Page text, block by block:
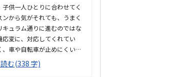
供一人ひとりに合わせてく
から気がそれても、うまく
ュラム通りに進むのではな
応変に、対応してくれてい
車や自転車が止めにくい。
街にある。教室の前に長時間
教室は古民家をリノベーショ
む(338 字)